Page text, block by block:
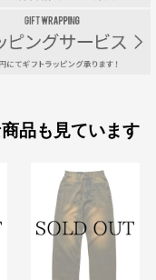
品も見ています